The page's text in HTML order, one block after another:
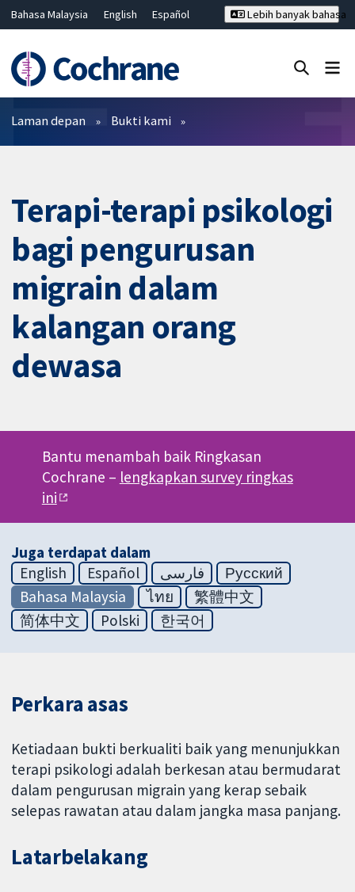
Bahasa Malaysia English
Español
Hrvatski
Deutsch ไทย
繁體中文
简体中文
Lebih banyak bahasa
Penapis
Laman depan Bukti kami
Terapi-terapi psikologi
bagi pengurusan
migrain dalam
kalangan orang
dewasa
Bantu menambah baik Ringkasan
Cochrane – lengkapkan survey ringkas
ini
Juga terdapat dalam
English
Español فارسی
Русский
Bahasa Malaysia
ไทย
繁體中文
简体中文
Polski 한국어
Perkara asas
Ketiadaan bukti berkualiti baik yang menunjukkan
terapi psikologi adalah berkesan atau bermudarat
dalam pengurusan migrain yang kerap sebaik
selepas rawatan atau dalam jangka masa panjang.
Latarbelakang